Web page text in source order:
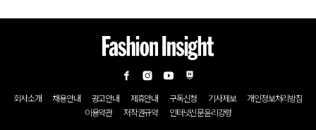
회사소개 채용안내 광고안내 제휴안내 구독신청 기사제보
개인정보처리방침
이용약관
저작권규약 인터넷신문윤리강령